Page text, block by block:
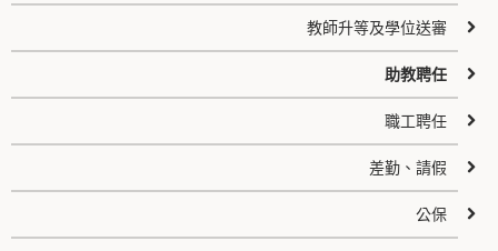
教師升等及學位送審
助教聘任
職工聘任
差勤、請假
公保